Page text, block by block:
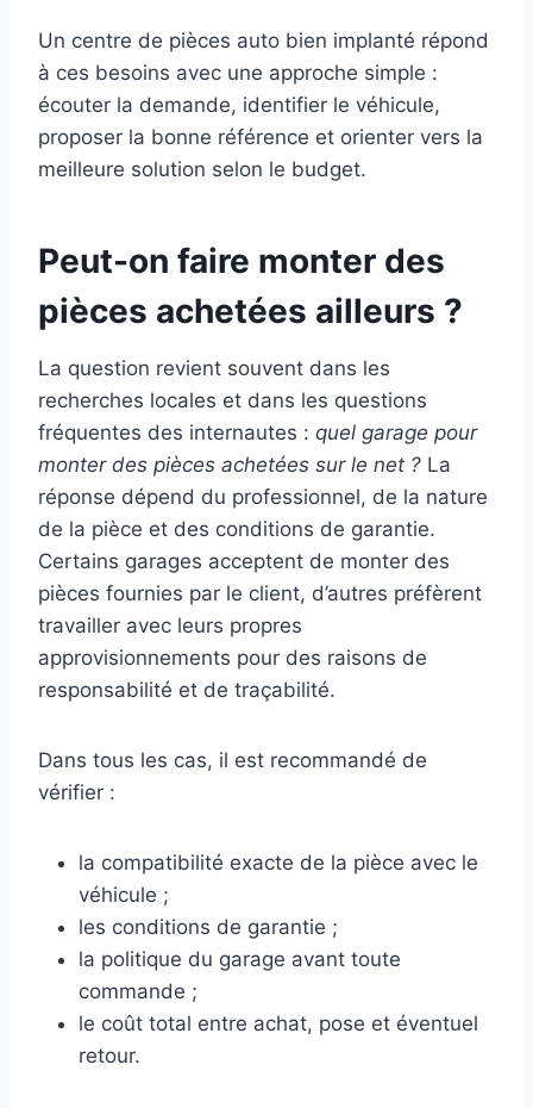
Un centre de pièces auto bien implanté répond
à ces besoins avec une approche simple :
écouter la demande, identifier le véhicule,
proposer la bonne référence et orienter vers la
meilleure solution selon le budget.
Peut-on faire monter des
pièces achetées ailleurs ?
La question revient souvent dans les
recherches locales et dans les questions
fréquentes des internautes : quel garage pour
monter des pièces achetées sur le net ? La
réponse dépend du professionnel, de la nature
de la pièce et des conditions de garantie.
Certains garages acceptent de monter des
pièces fournies par le client, d’autres préfèrent
travailler avec leurs propres
approvisionnements pour des raisons de
responsabilité et de traçabilité.
Dans tous les cas, il est recommandé de
vérifier :
la compatibilité exacte de la pièce avec le
véhicule ;
les conditions de garantie ;
la politique du garage avant toute
commande ;
le coût total entre achat, pose et éventuel
retour.